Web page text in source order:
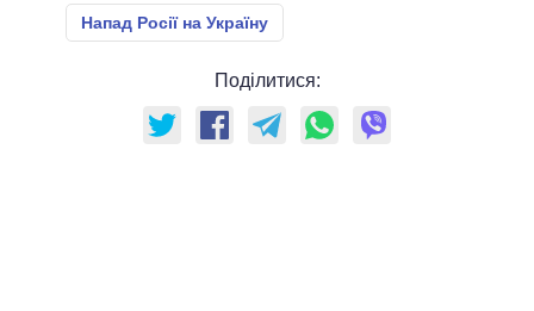
Напад Росії на Україну
Поділитися: